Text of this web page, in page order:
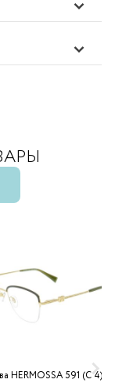
HERMOSSA 591 (C 4)